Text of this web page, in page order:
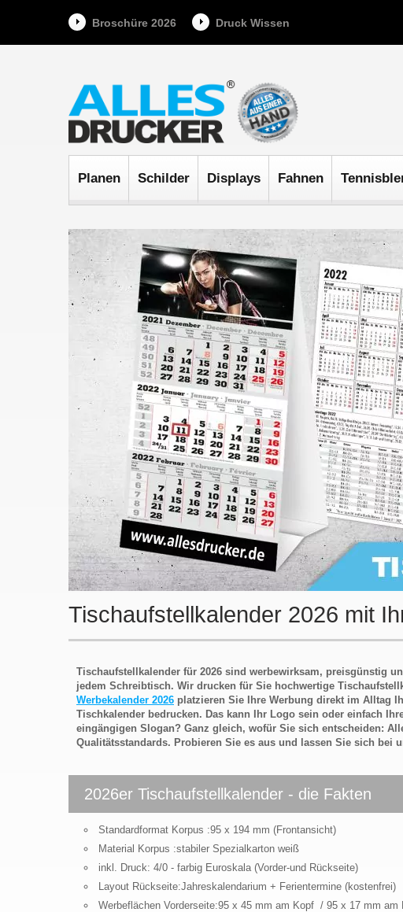
Broschüre 2026 Druck Wissen
Planen Schilder Displays Fahnen
Tischaufstellkalender 2026 mit
Tischaufstellkalender für 2026 sind werbewirksam, preisgünstig
jedem Schreibtisch. Wir drucken für Sie hochwertige
Werbekalender 2026 platzieren Sie Ihre Werbung direkt im Alltag
Tischkalender bedrucken. Das kann Ihr Logo sein oder einfach
eingängigen Slogan? Ganz gleich, wofür Sie sich entscheiden:
Qualitätsstandards. Probieren Sie es aus und lassen Sie sich bei
2026er Tischaufstellkalender - die Fakten
Standardformat Korpus :95 x 194 mm (Frontansicht)
Material Korpus :stabiler Spezialkarton weiß
inkl. Druck: 4/0 - farbig Euroskala (Vorder-und Rückseite)
Layout Rückseite:Jahreskalendarium + Ferientermine (kostenfrei)
Werbeflächen Vorderseite:95 x 45 mm am Kopf / 95 x 17 mm am